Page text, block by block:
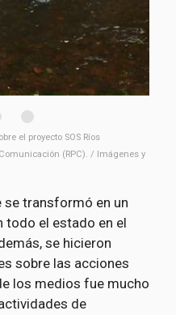
el proyecto SOS Ríos
(RPC). / Imágenes y
se transformó en un
todo el estado en el
se hicieron
sobre las acciones
los medios fue mucho
de